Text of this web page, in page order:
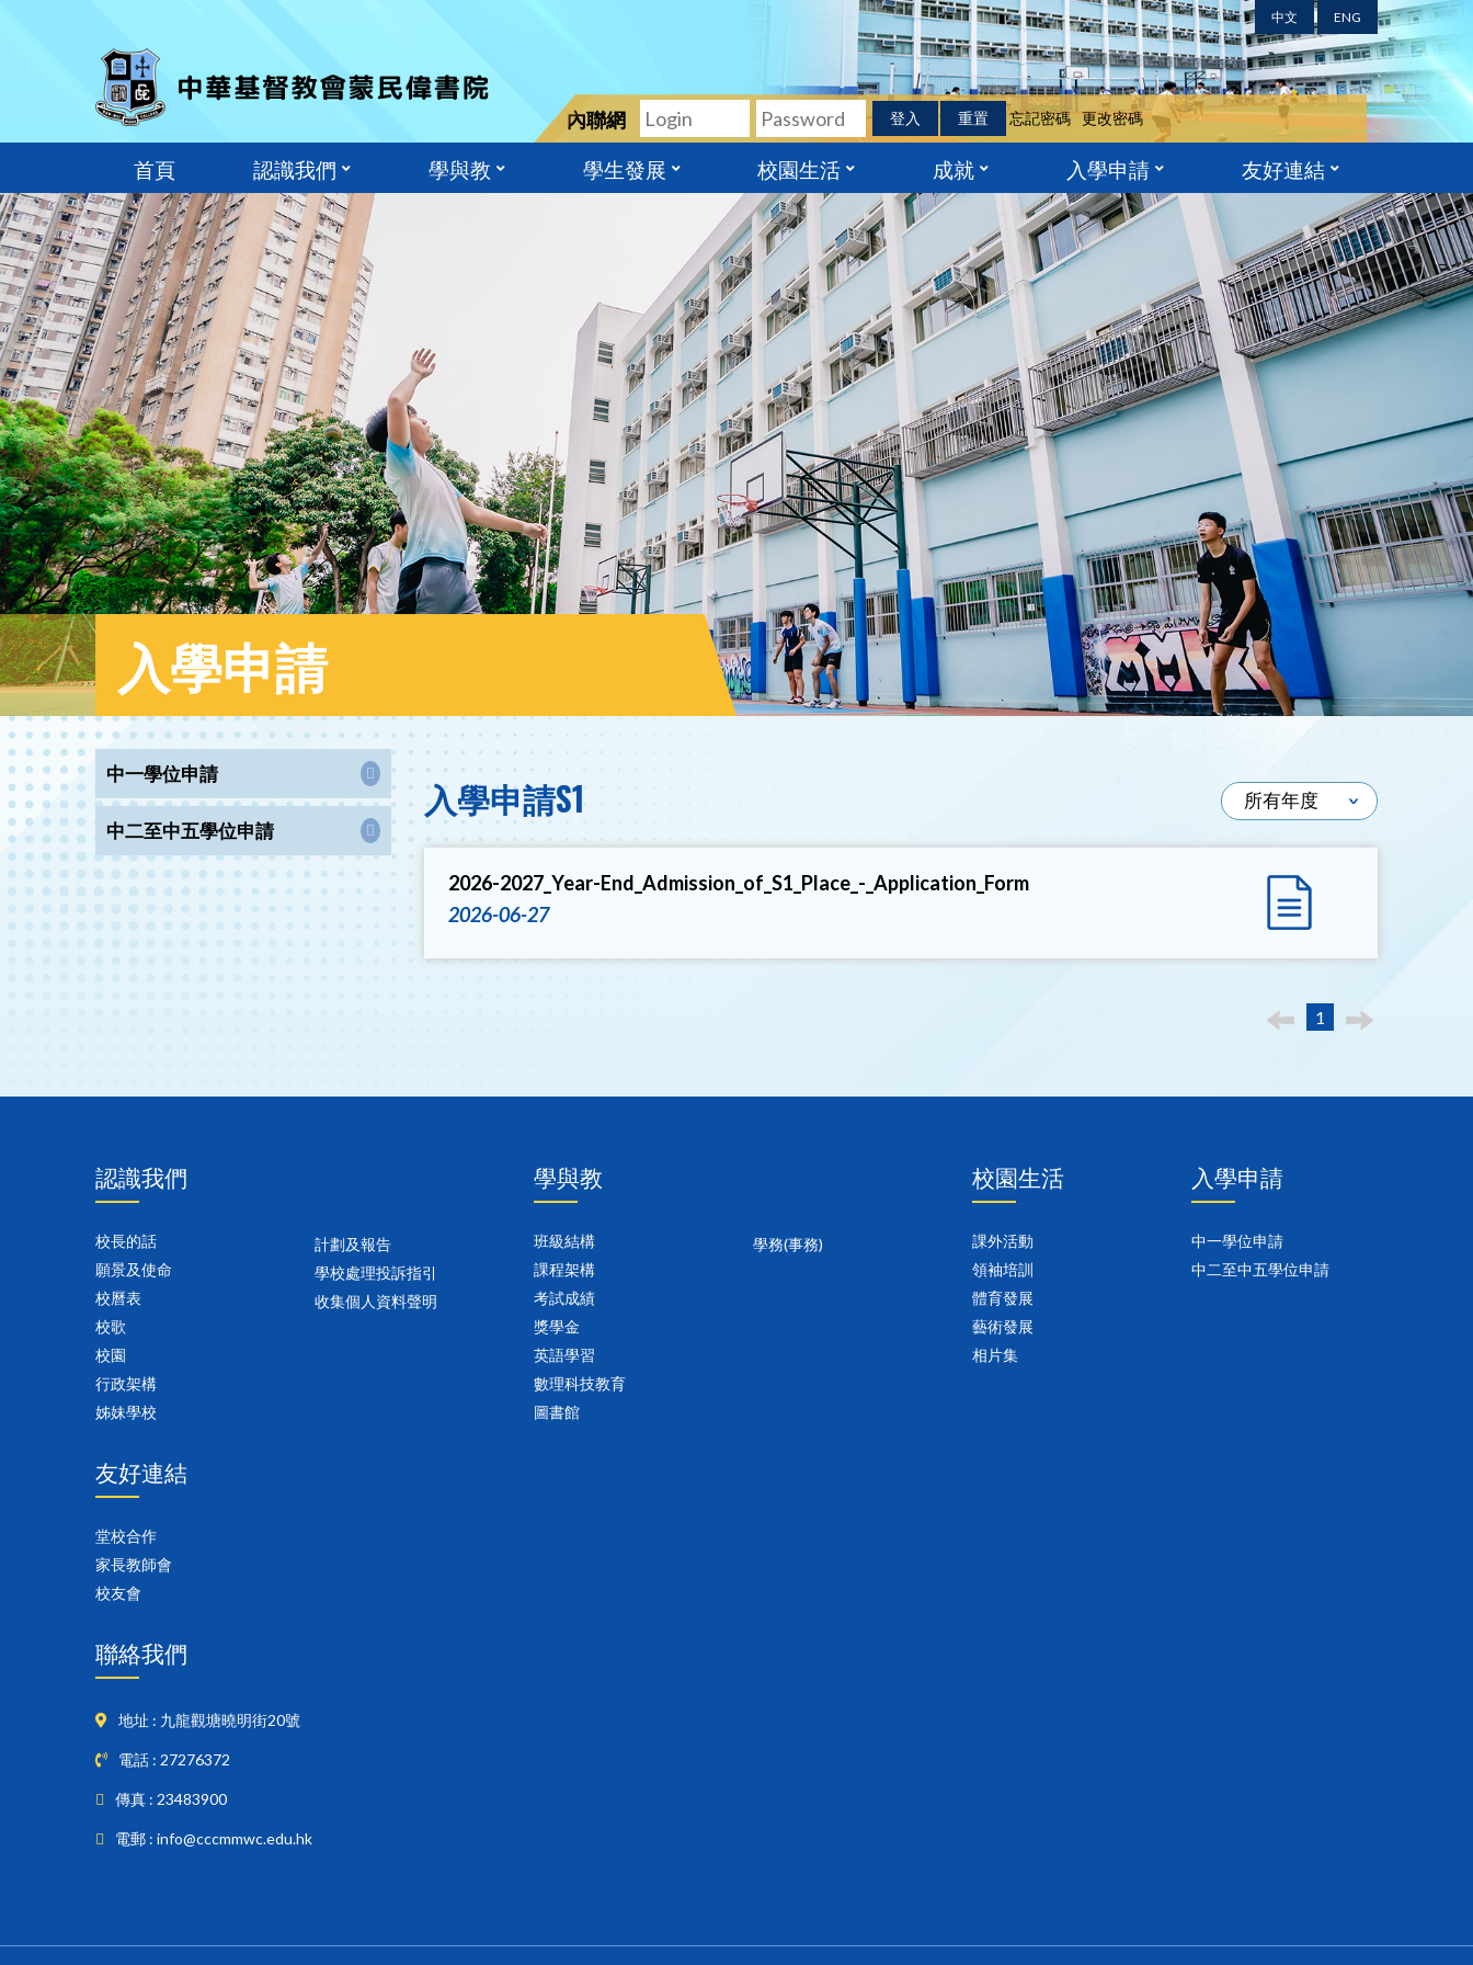
中文 ENG
內聯網 登入 重置 忘記密碼 更改密碼
首頁 認識我們 學與教 學生發展 校園生活 成就 入學申請 友好連結
入學申請
中一學位申請
中二至中五學位申請
入學申請S1
2026-2027_Year-End_Admission_of_S1_Place_-_Application_Form
2026-06-27
1
認識我們
校長的話
願景及使命
校曆表
校歌
校園
行政架構
姊妹學校
計劃及報告
學校處理投訴指引
收集個人資料聲明
學與教
班級結構
課程架構
考試成績
獎學金
英語學習
數理科技教育
圖書館
學務(事務)
校園生活
課外活動
領袖培訓
體育發展
藝術發展
相片集
入學申請
中一學位申請
中二至中五學位申請
友好連結
堂校合作
家長教師會
校友會
聯絡我們
地址 : 九龍觀塘曉明街20號
電話 : 27276372
傳真 : 23483900
電郵 : info@cccmmwc.edu.hk